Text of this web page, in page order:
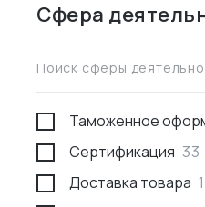
Сфера
Поиск сферы
Таможенное
Сертификация 33
Доставка товара